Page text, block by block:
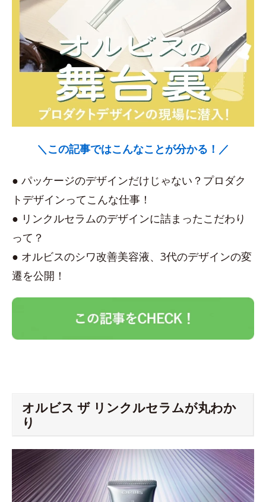
＼この記事ではこんなことが分かる！／
● パッケージのデザインだけじゃない？プロダク
トデザインってこんな仕事！
● リンクルセラムのデザインに詰まったこだわり
って？
● オルビスのシワ改善美容液、3代のデザインの変
遷を公開！
オルビス ザ リンクルセラムが丸わか
り